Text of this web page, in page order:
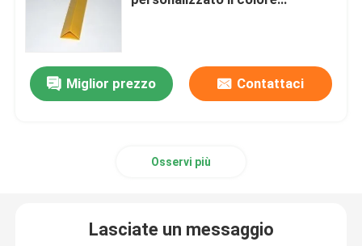
Profilo della costruzione del PVC
Profili di plastica su ordinazione
Miglior prezzo Contattaci
Osservi più
Lasciate un messaggio